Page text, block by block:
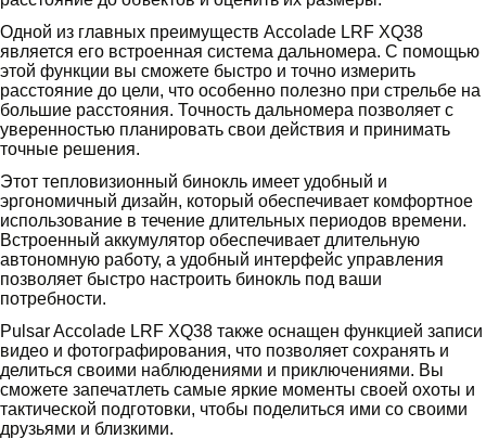
Одной из главных преимуществ Accolade LRF XQ38
является его встроенная система дальномера. С помощью
этой функции вы сможете быстро и точно измерить
расстояние до цели, что особенно полезно при стрельбе на
большие расстояния. Точность дальномера позволяет с
уверенностью планировать свои действия и принимать
точные решения.
Этот тепловизионный бинокль имеет удобный и
эргономичный дизайн, который обеспечивает комфортное
использование в течение длительных периодов времени.
Встроенный аккумулятор обеспечивает длительную
автономную работу, а удобный интерфейс управления
позволяет быстро настроить бинокль под ваши
потребности.
Pulsar Accolade LRF XQ38 также оснащен функцией записи
видео и фотографирования, что позволяет сохранять и
делиться своими наблюдениями и приключениями. Вы
сможете запечатлеть самые яркие моменты своей охоты и
тактической подготовки, чтобы поделиться ими со своими
друзьями и близкими.